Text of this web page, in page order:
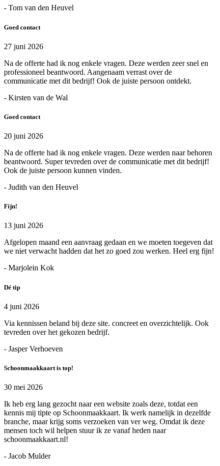
- Tom van den Heuvel
Goed contact
27 juni 2026
Na de offerte had ik nog enkele vragen. Deze werden zeer snel en
professioneel beantwoord. Aangenaam verrast over de
communicatie met dit bedrijf! Ook de juiste persoon ontdekt.
- Kirsten van de Wal
Goed contact
20 juni 2026
Na de offerte had ik nog enkele vragen. Deze werden naar behoren
beantwoord. Super tevreden over de communicatie met dit bedrijf!
Ook de juiste persoon kunnen vinden.
- Judith van den Heuvel
Fijn!
13 juni 2026
Afgelopen maand een aanvraag gedaan en we moeten toegeven dat
we niet verwacht hadden dat het zo goed zou werken. Heel erg fijn!
- Marjolein Kok
Dé tip
4 juni 2026
Via kennissen beland bij deze site. concreet en overzichtelijk. Ook
tevreden over het gekozen bedrijf.
- Jasper Verhoeven
Schoonmaakkaart is top!
30 mei 2026
Ik heb erg lang gezocht naar een website zoals deze, totdat een
kennis mij tipte op Schoonmaakkaart. Ik werk namelijk in dezelfde
branche, maar krijg soms verzoeken van ver weg. Omdat ik deze
mensen toch wil helpen stuur ik ze vanaf heden naar
schoonmaakkaart.nl!
- Jacob Mulder